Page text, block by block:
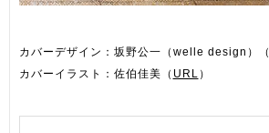
カバーデザイン：坂野公一（welle design）（
カバーイラスト：佐伯佳美（ URL ）